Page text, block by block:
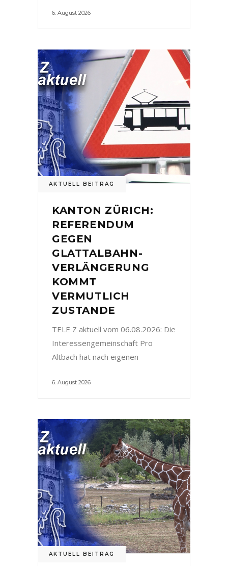
6. August 2026
AKTUELL BEITRAG
KANTON ZÜRICH:
REFERENDUM
GEGEN
GLATTALBAHN-
VERLÄNGERUNG
KOMMT
VERMUTLICH
ZUSTANDE
TELE Z aktuell vom 06.08.2026: Die
Interessengemeinschaft Pro
Altbach hat nach eigenen
6. August 2026
AKTUELL BEITRAG